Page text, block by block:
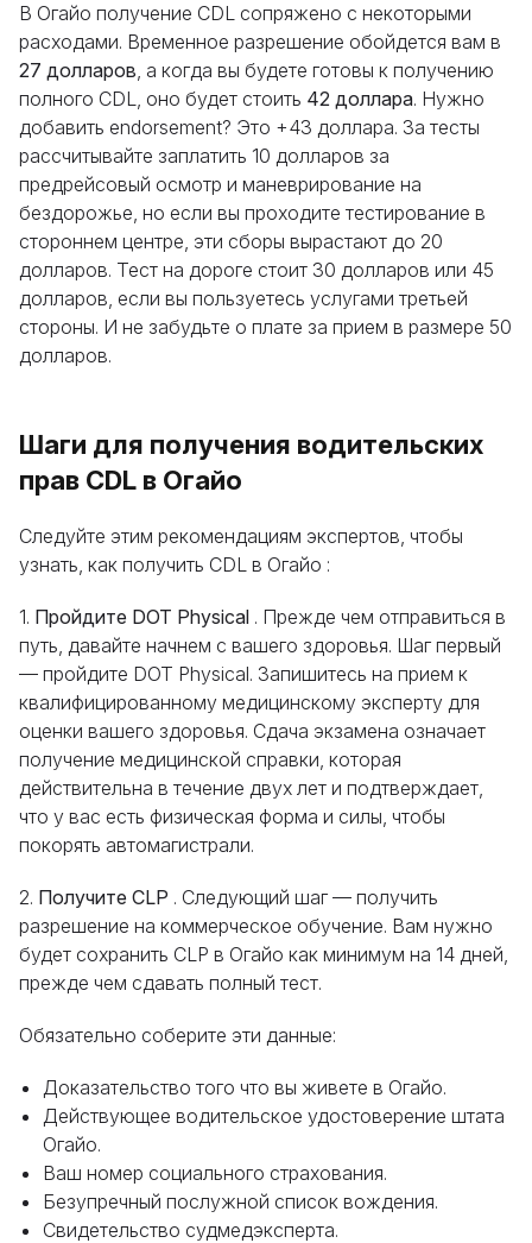
В Огайо получение CDL сопряжено с некоторыми
расходами. Временное разрешение обойдется вам в
27 долларов, а когда вы будете готовы к получению
полного CDL, оно будет стоить 42 доллара. Нужно
добавить endorsement? Это +43 доллара. За тесты
рассчитывайте заплатить 10 долларов за
предрейсовый осмотр и маневрирование на
бездорожье, но если вы проходите тестирование в
стороннем центре, эти сборы вырастают до 20
долларов. Тест на дороге стоит 30 долларов или 45
долларов, если вы пользуетесь услугами третьей
стороны. И не забудьте о плате за прием в размере 50
долларов.
Шаги для получения водительских
прав CDL в Огайо
Следуйте этим рекомендациям экспертов, чтобы
узнать, как получить CDL в Огайо :
1. Пройдите DOT Physical . Прежде чем отправиться в
путь, давайте начнем с вашего здоровья. Шаг первый
— пройдите DOT Physical. Запишитесь на прием к
квалифицированному медицинскому эксперту для
оценки вашего здоровья. Сдача экзамена означает
получение медицинской справки, которая
действительна в течение двух лет и подтверждает,
что у вас есть физическая форма и силы, чтобы
покорять автомагистрали.
2. Получите CLP . Следующий шаг — получить
разрешение на коммерческое обучение. Вам нужно
будет сохранить CLP в Огайо как минимум на 14 дней,
прежде чем сдавать полный тест.
Обязательно соберите эти данные:
Доказательство того что вы живете в Огайо.
Действующее водительское удостоверение штата
Огайо.
Ваш номер социального страхования.
Безупречный послужной список вождения.
Свидетельство судмедэксперта.